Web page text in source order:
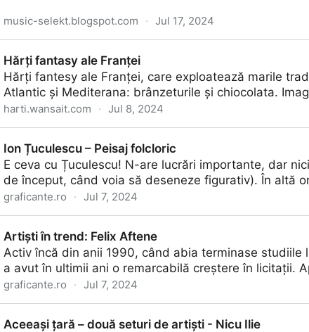
music-selekt.blogspot.com · Jul 17, 2024
Hărți fantasy ale Franței
Hărți fantesy ale Franței, care exploatează marile
Atlantic și Mediterana: brânzeturile și chiocolata.
harti.wansait.com · Jul 8, 2024
Ion Țuculescu – Peisaj folcloric
E ceva cu Țuculescu! N-are lucrări importante, dar
de început, când voia să deseneze figurativ). În altă
graficante.ro · Jul 7, 2024
Artiști în trend: Felix Aftene
Activ încă din anii 1990, când abia terminase
a avut în ultimii ani o remarcabilă creștere în licitații.
graficante.ro · Jul 7, 2024
Aceeași țară – două seturi de artiști - Nicu Ilie